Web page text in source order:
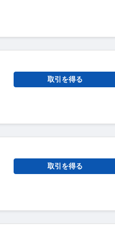
取引を得る
取引を得る